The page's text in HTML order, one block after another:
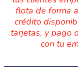
flota de forma
crédito
tarjetas, y pago
con tu